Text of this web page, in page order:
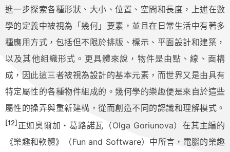
進一步探索各種形狀、大小、位置、空間和長度，上述在數
學的定義中被視為「幾何」要素，並且在日常生活中有著多
種應用方式，包括但不限於排版、標示、平面設計和建築，
以及其他組織形式。更具體來說，物件是由點、線、面構
成，因此這三者被視為設計的基本元素，而世界又是由具有
特定屬性的各種物件組成的。幾何學的樂趣便是來自於這些
屬性的操弄與重新建構，從而創造不同的認識和理解模式。
[12] 正如奧爾加・葛路諾瓦（Olga Goriunova）在其主編的
《樂趣和軟體》（Fun and Software）中所言，電腦的樂趣